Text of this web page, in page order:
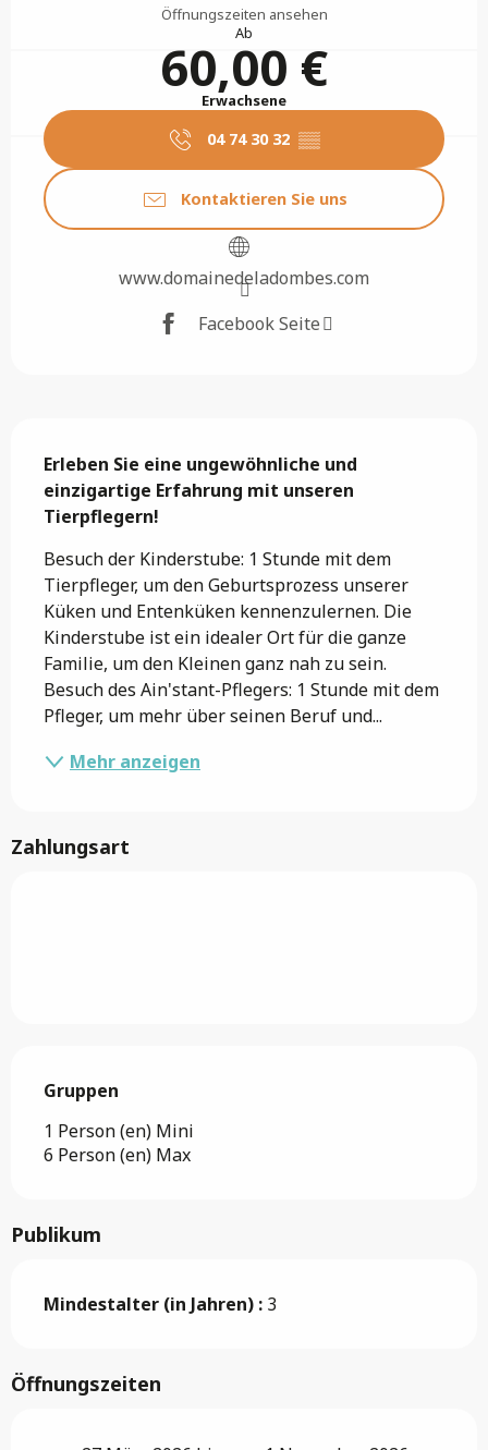
Öffnungszeiten ansehen
Ab
60,00 €
Erwachsene
04 74 30 32 ▒▒
Kontaktieren Sie uns
www.domainedeladombes.com
Facebook Seite
Erleben Sie eine ungewöhnliche und
einzigartige Erfahrung mit unseren
Tierpflegern!
Besuch der Kinderstube: 1 Stunde mit dem
Tierpfleger, um den Geburtsprozess unserer
Küken und Entenküken kennenzulernen. Die
Kinderstube ist ein idealer Ort für die ganze
Familie, um den Kleinen ganz nah zu sein.
Besuch des Ain'stant-Pflegers: 1 Stunde mit dem
Pfleger, um mehr über seinen Beruf und...
Mehr anzeigen
Zahlungsart
Gruppen
Gruppen
1 Person (en) Mini
6 Person (en) Max
Publikum
Mindestalter (in Jahren) : 3
Öffnungszeiten